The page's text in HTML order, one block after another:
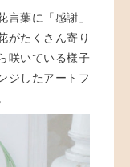
言葉に「感謝」
がたくさん寄り
咲いている様子
ジしたアートフ